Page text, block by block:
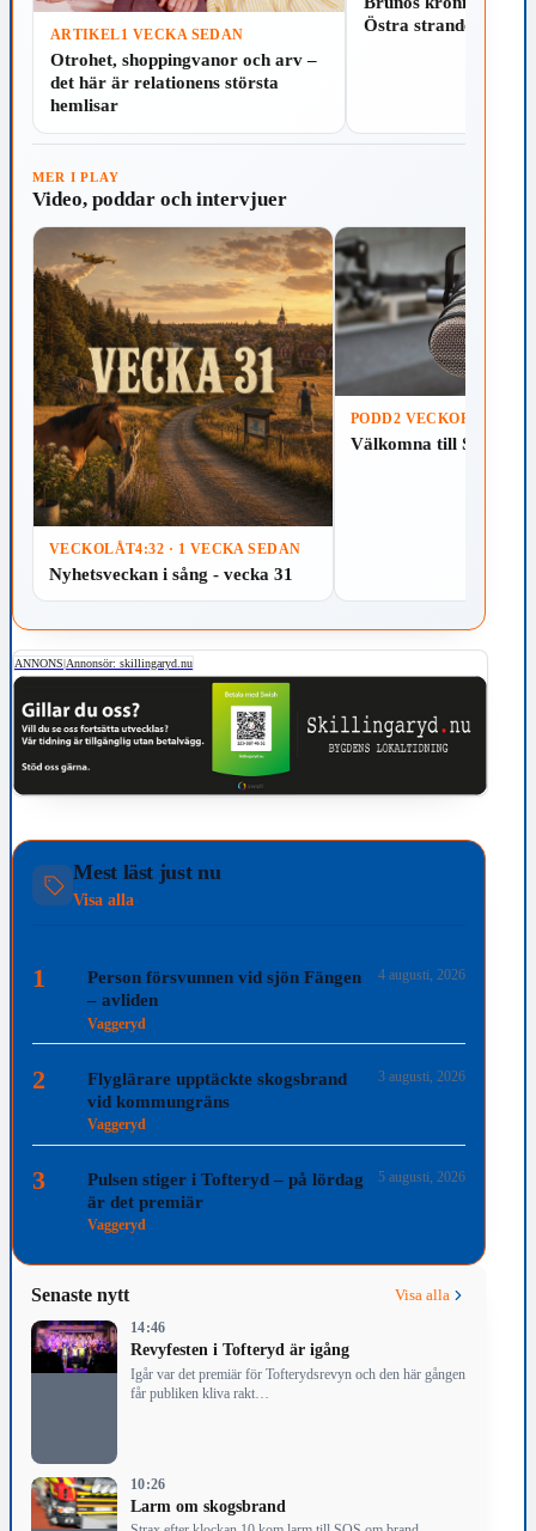
Spela Läs
ARTIKEL1 VECKA SEDAN
Otrohet, shoppingvanor och arv –
det här är relationens största
hemlisar
Östra stranden i
MER I PLAY
Video, poddar och intervjuer
VECKOLÅT4:32 · 1 VECKA SEDAN
Nyhetsveckan i sång - vecka 31
PODD2 VECKOR SEDAN
Välkomna till
ANNONS|Annonsör: skillingaryd.nu
Mest läst just nu
Visa alla
1
Person försvunnen vid sjön Fängen
– avliden
Vaggeryd
4 augusti, 2026
2
Flyglärare upptäckte skogsbrand
vid kommungräns
Vaggeryd
3 augusti, 2026
3
Pulsen stiger i Tofteryd – på lördag
är det premiär
Vaggeryd
5 augusti, 2026
Senaste nytt Visa alla
14:46
Revyfesten i Tofteryd är igång
Igår var det premiär för Tofterydsrevyn och den här gången
får publiken kliva rakt…
10:26
Larm om skogsbrand